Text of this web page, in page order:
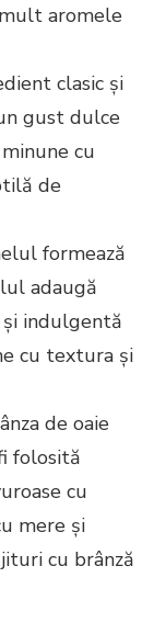
aromele
clasic și
gust dulce
cu
de
formează
adaugă
indulgentă
cu textura și
de oaie
folosită
cu
mere și
cu brânză